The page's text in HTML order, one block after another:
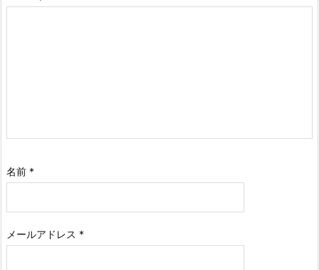
名前 *
メールアドレス *